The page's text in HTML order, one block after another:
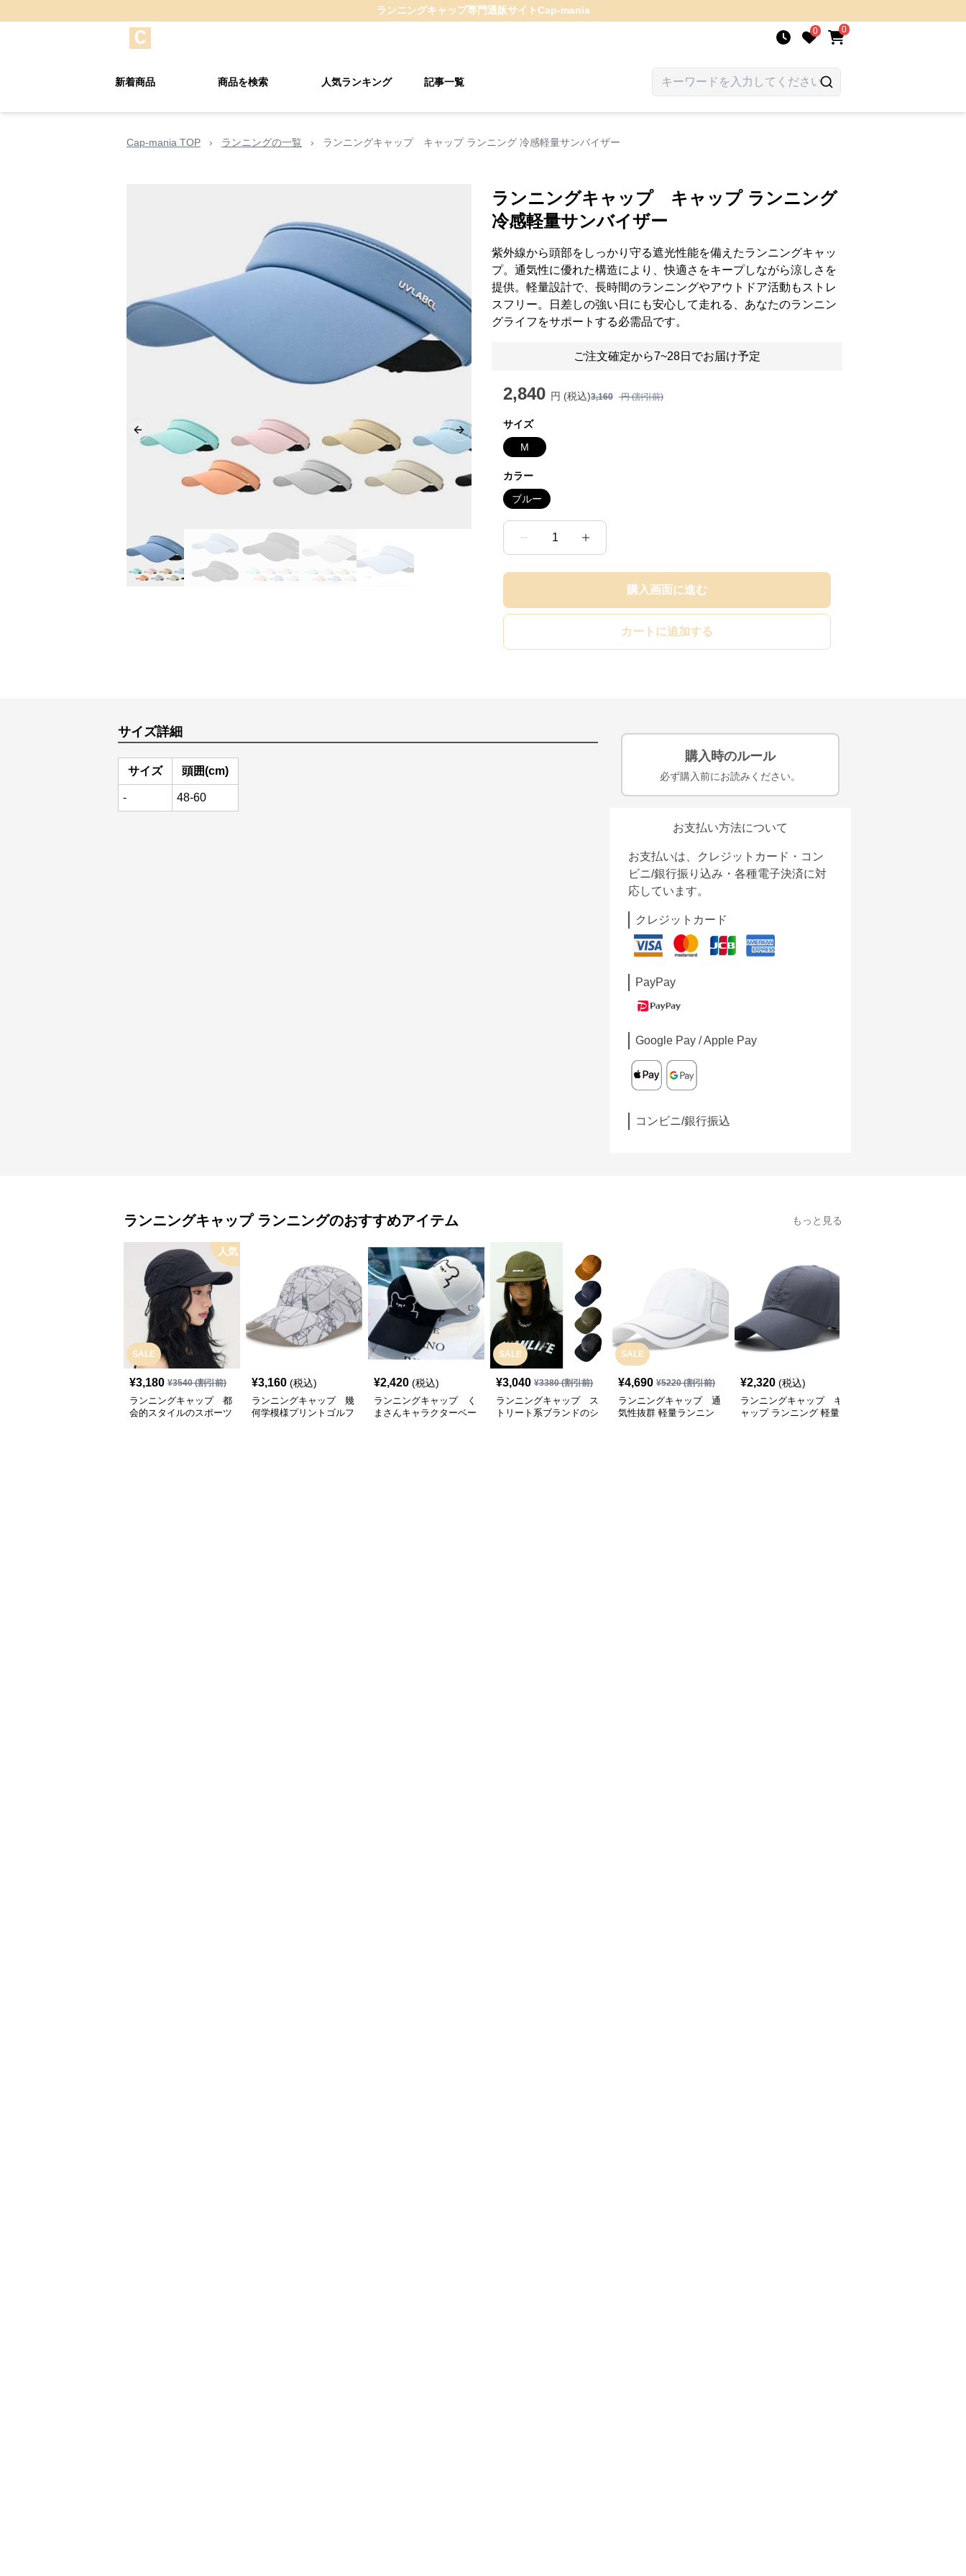
ランニングキャップ専門通販サイトCap-mania
0 0
新着商品 商品を検索 人気ランキング 記事一覧
Cap-mania TOP › ランニングの一覧 › ランニングキャップ キャップ ランニング 冷感軽量サンバイザー
Previous slide Next slide
ランニングキャップ キャップ ランニング
冷感軽量サンバイザー
紫外線から頭部をしっかり守る遮光性能を備えたランニングキャッ
プ。通気性に優れた構造により、快適さをキープしながら涼しさを
提供。軽量設計で、長時間のランニングやアウトドア活動もストレ
スフリー。日差しの強い日にも安心して走れる、あなたのランニン
グライフをサポートする必需品です。
ご注文確定から7~28日でお届け予定
2,840 円 (税込)3,160 円 (割引前)
サイズ
M
カラー
ブルー
1
購入画面に進む
カートに追加する
サイズ詳細
サイズ 頭囲(cm)
- 48-60
購入時のルール
必ず購入前にお読みください。
お支払い方法について
お支払いは、クレジットカード・コン
ビニ/銀行振り込み・各種電子決済に対
応しています。
クレジットカード
PayPay
Google Pay / Apple Pay
コンビニ/銀行振込
ランニングキャップ ランニングのおすすめアイテム もっと見る
SALE
人気
¥3,180 ¥3540(割引前)
ランニングキャップ 都
会的スタイルのスポーツ
¥3,160 (税込)
ランニングキャップ 幾
何学模様プリントゴルフ
¥2,420 (税込)
ランニングキャップ く
まさんキャラクターベー
SALE
¥3,040 ¥3380(割引前)
ランニングキャップ ス
トリート系ブランドのシ
SALE
¥4,690 ¥5220(割引前)
ランニングキャップ 通
気性抜群 軽量ランニン
¥2,320 (税込)
ランニングキャップ キ
ャップ ランニング 軽量